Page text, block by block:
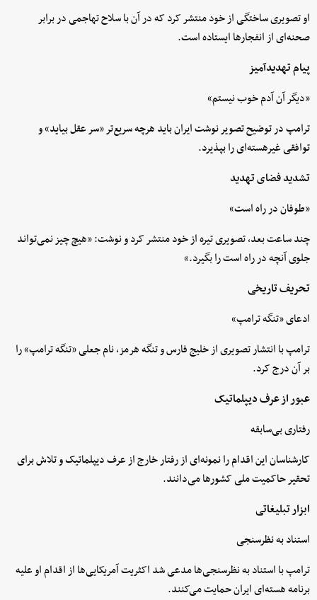
او تصویری ساختگی از خود منتشر کرد که در آن با سلاح تهاجمی در برابر
صحنه‌ای از انفجارها ایستاده است.
پیام تهدیدآمیز
«دیگر آن آدم خوب نیستم»
ترامپ در توضیح تصویر نوشت ایران باید هرچه سریع‌تر «سر عقل بیاید» و
توافقی غیرهسته‌ای را بپذیرد.
تشدید فضای تهدید
«طوفان در راه است»
چند ساعت بعد، تصویری تیره از خود منتشر کرد و نوشت: «هیچ چیز نمی‌تواند
جلوی آنچه در راه است را بگیرد.»
تحریف تاریخی
ادعای «تنگه ترامپ»
ترامپ با انتشار تصویری از خلیج فارس و تنگه هرمز، نام جعلی «تنگه ترامپ» را
بر آن درج کرد.
عبور از عرف دیپلماتیک
رفتاری بی‌سابقه
کارشناسان این اقدام را نمونه‌ای از رفتار خارج از عرف دیپلماتیک و تلاش برای
تحقیر حاکمیت ملی کشورها می‌دانند.
ابزار تبلیغاتی
استناد به نظرسنجی
ترامپ با استناد به نظرسنجی‌ها مدعی شد اکثریت آمریکایی‌ها از اقدام او علیه
برنامه هسته‌ای ایران حمایت می‌کنند.